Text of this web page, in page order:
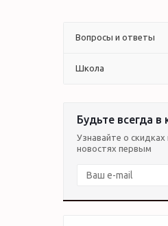
Вопросы и ответы
Школа
Будьте всегда в
Узнавайте о скидках
новостях первым